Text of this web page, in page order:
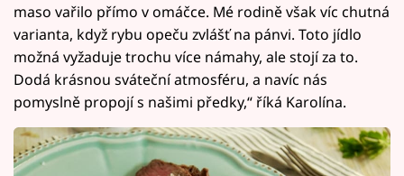
maso vařilo přímo v omáčce. Mé rodině však víc chutná
varianta, když rybu opeču zvlášť na pánvi. Toto jídlo
možná vyžaduje trochu více námahy, ale stojí za to.
Dodá krásnou sváteční atmosféru, a navíc nás
pomyslně propojí s našimi předky,“ říká Karolína.